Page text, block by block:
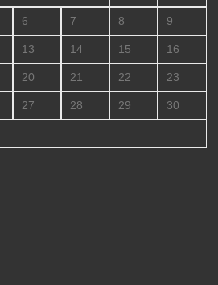
6 7 8 9
13 14 15 16
20 21 22 23
27 28 29 30